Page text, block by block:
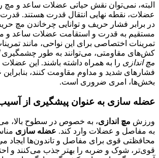
البته، نمی‌توان نقش حیاتی عضلات ساعد و مچ
عضلات، نقطه نهایی انتقال قدرت هستند.
در برابر فشار حریف و توانایی چرخاندن مچ
مستقیم به قدرت و استقامت عضلات ساعد و
تمرینات اختصاصی برای این نواحی، مانند
کش‌های مقاومتی، می‌توانند به طور چشمگیری
مچ اندازی را به همراه داشته باشند. این عضلات
فشارهای شدید و مداوم مقاومت کنند، بنابراین
بخش‌ها، امری ضروری است.
عضله سازی به عنوان پیشگیری از
ورزش مچ اندازی، به خصوص در سطوح بالا،
به مفاصل و عضلات وارد کند. عضله سازی
محافظتی قوی برای مفاصل و تاندون‌ها ایجاد
قوی‌تر، شوک و ضربه را بهتر جذب می‌کنند و